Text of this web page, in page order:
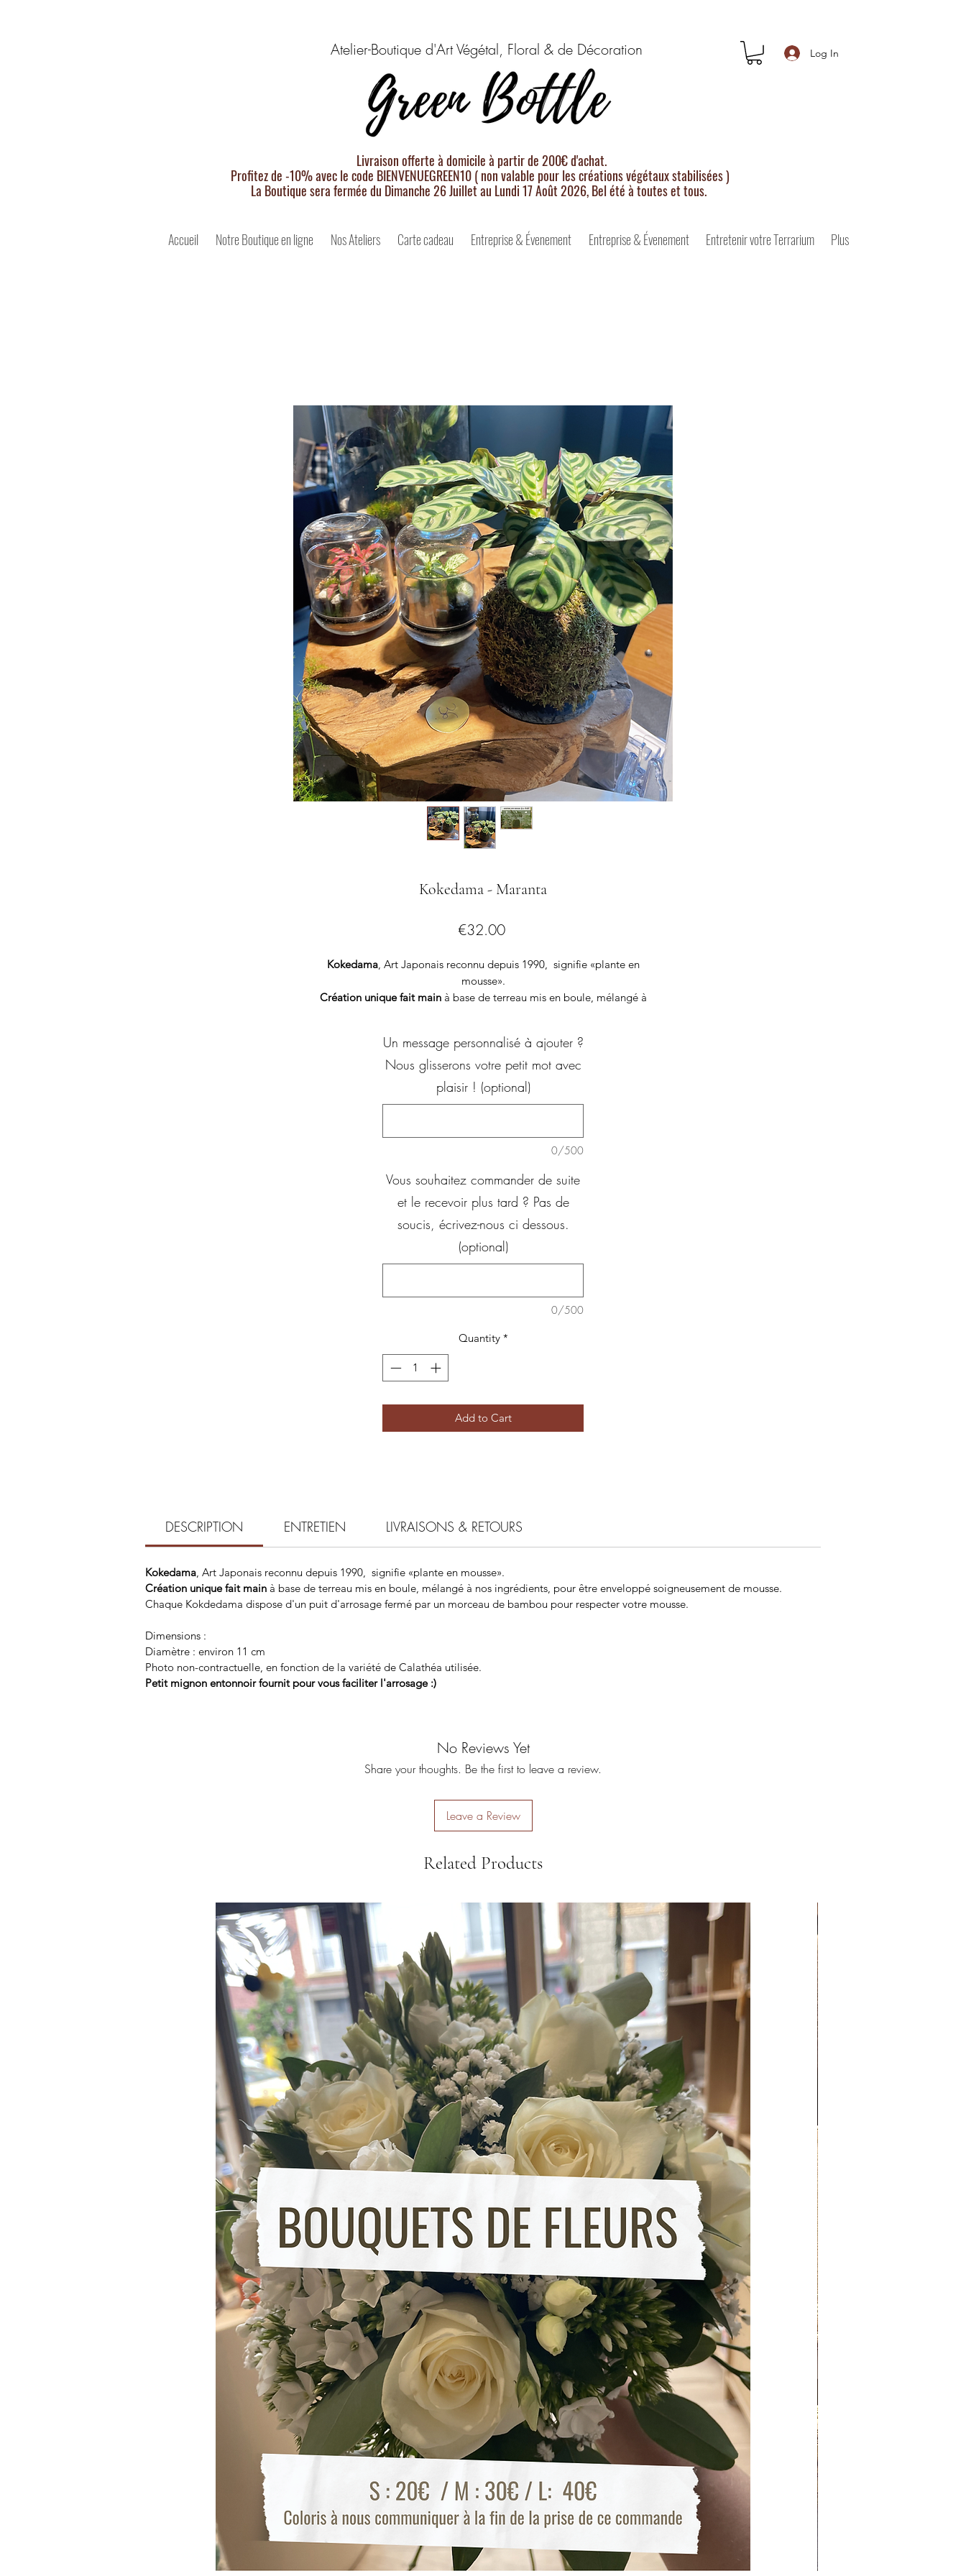
Atelier-Boutique d'Art Végétal, Floral & de Décoration Log In
Livraison offerte à domicile à partir de 200€ d'achat.
Profitez de -10% avec le code BIENVENUEGREEN10 ( non valable pour les créations végétaux stabilisées )
La Boutique sera fermée du Dimanche 26 Juillet au Lundi 17 Août 2026, Bel été à toutes et tous.
Accueil Notre Boutique en ligne Nos Ateliers Carte cadeau Entreprise & Évenement Entreprise & Évenement Entretenir votre Terrarium Plus
Kokedama - Maranta
€32.00Price
Kokedama, Art Japonais reconnu depuis 1990, signifie «plante en
mousse».
Création unique fait mainà base de terreau mis en boule, mélangé à
de bambou pour respecter votre mousse.
Dimensions Kokedama Maranta
Diamètre : environ 11 cm
Un message personnalisé à ajouter ?
Nous glisserons votre petit mot avec
plaisir ! (optional)
0/500
Vous souhaitez commander de suite
et le recevoir plus tard ? Pas de
soucis, écrivez-nous ci dessous.
(optional)
0/500
Quantity *
Add to Cart
DESCRIPTION ENTRETIEN LIVRAISONS & RETOURS
Kokedama, Art Japonais reconnu depuis 1990, signifie «plante en mousse».
Création unique fait main à base de terreau mis en boule, mélangé à nos ingrédients, pour être enveloppé soigneusement de mousse.
Chaque Kokdedama dispose d'un puit d'arrosage fermé par un morceau de bambou pour respecter votre mousse.
Dimensions :
Diamètre : environ 11 cm
Photo non-contractuelle, en fonction de la variété de Calathéa utilisée.
Petit mignon entonnoir fournit pour vous faciliter l'arrosage :)
No Reviews Yet
Share your thoughts. Be the first to leave a review.
Leave a Review
Related Products